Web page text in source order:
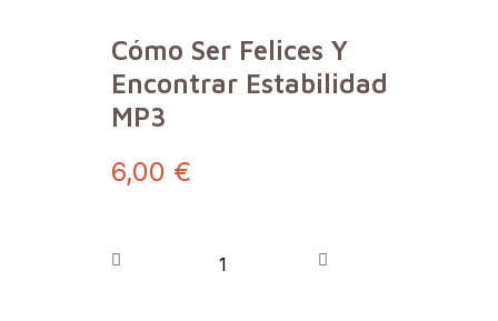
Cómo Ser Felices Y
Encontrar Estabilidad
MP3
6,00 €